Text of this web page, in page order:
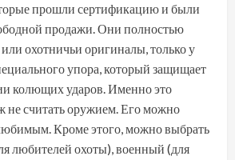
прошли сертификацию и были
продажи. Они полностью
охотничьи оригиналы, только у
упора, который защищает
колющих ударов. Именно это
не считать оружием. Его можно
Кроме этого, можно выбрать
любителей охоты), военный (для